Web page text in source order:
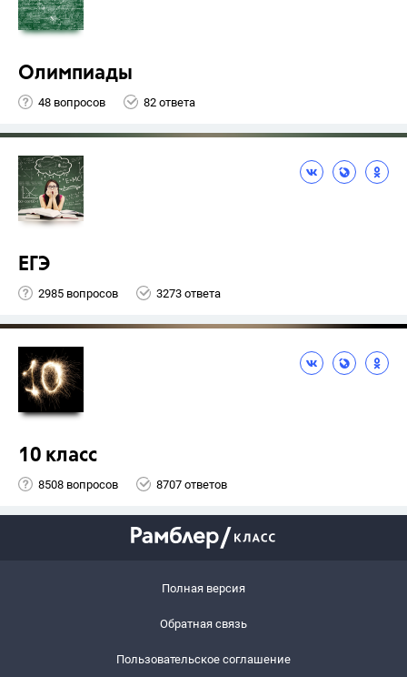
Олимпиады
48 вопросов 82 ответа
ЕГЭ
2985 вопросов 3273 ответа
10 класс
8508 вопросов 8707 ответов
Полная версия
Обратная связь
Пользовательское соглашение